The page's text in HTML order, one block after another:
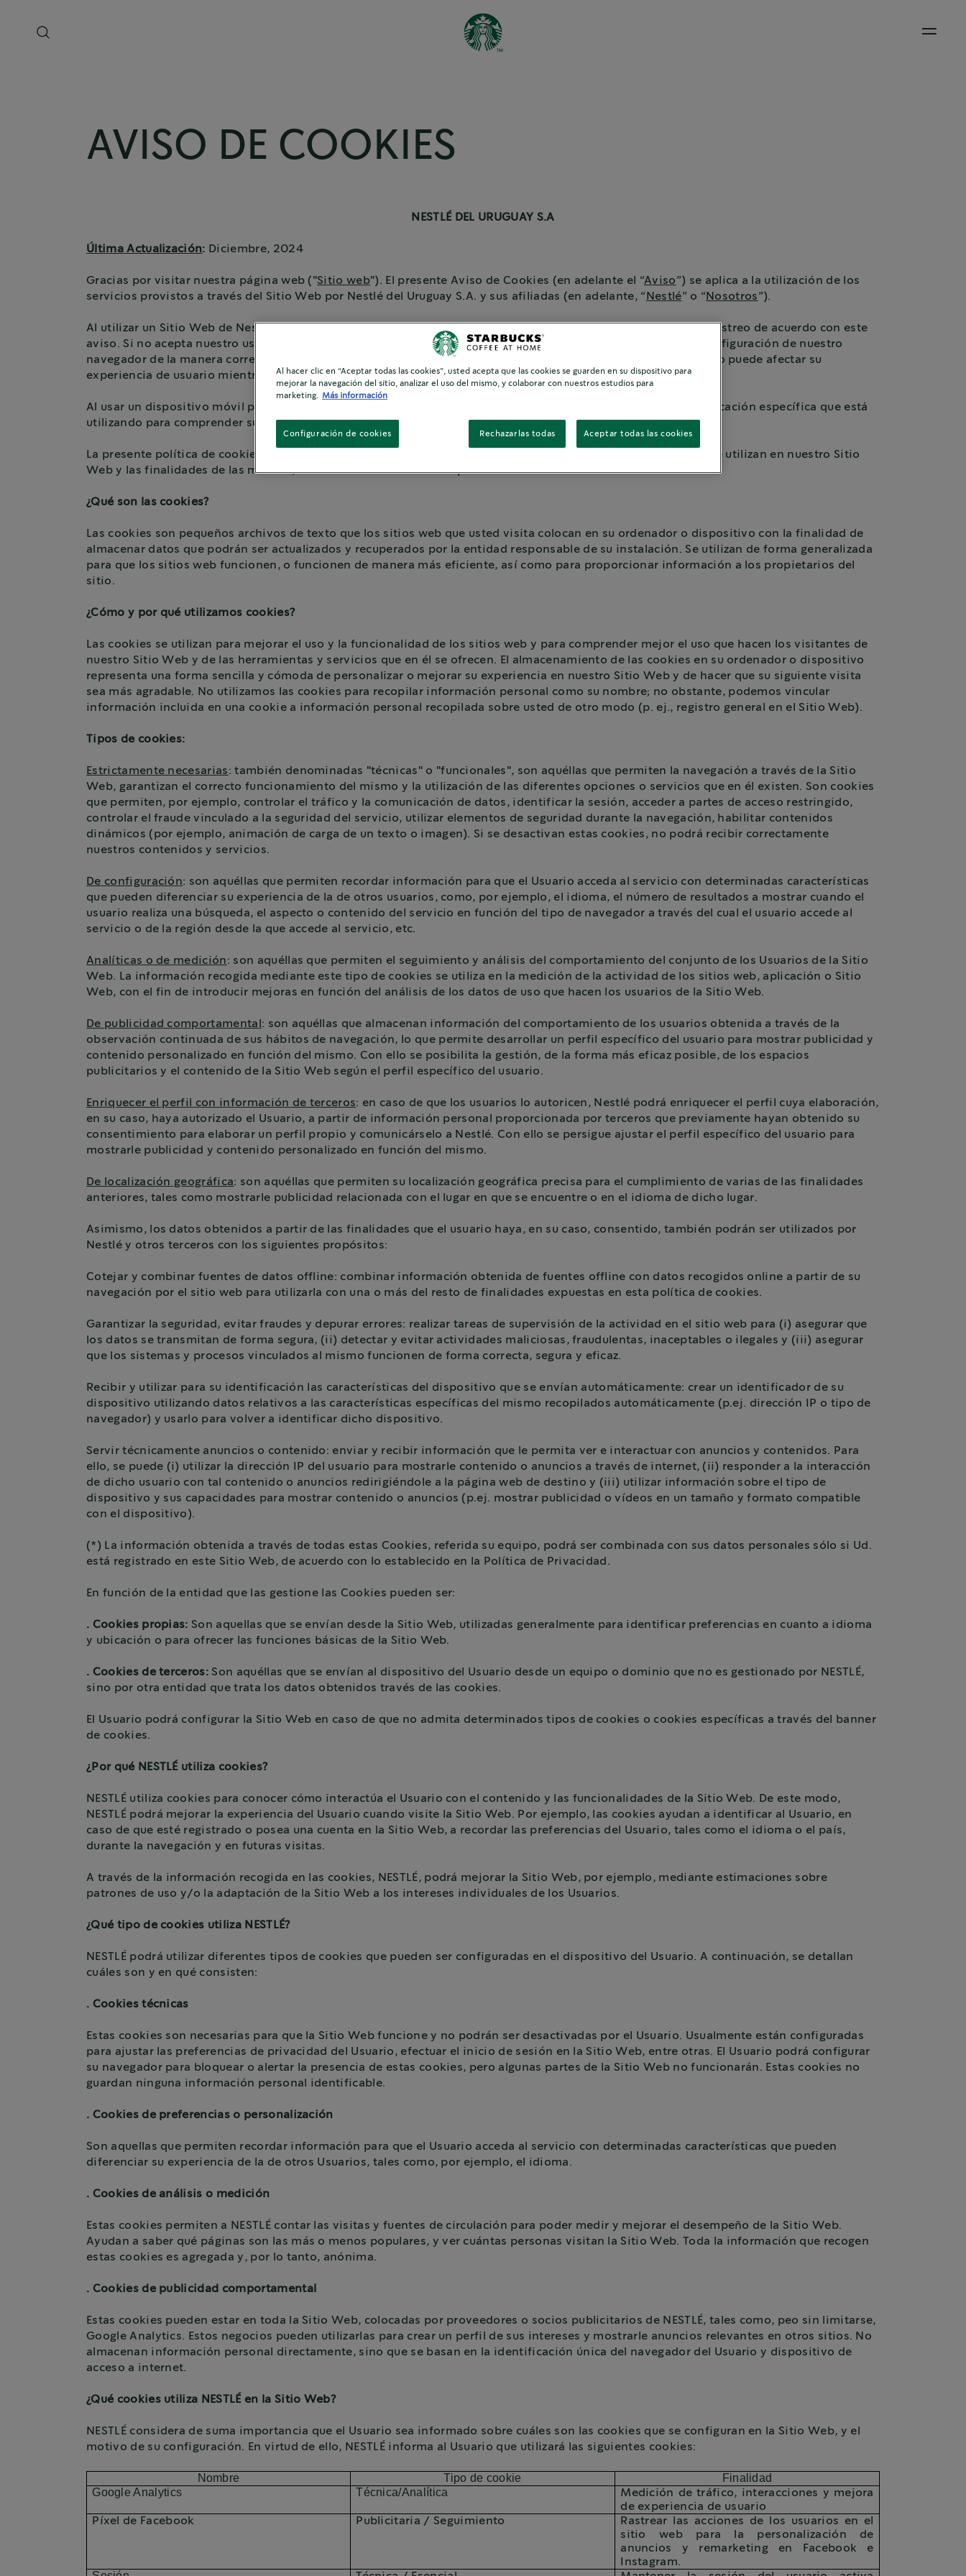
Open
AVISO DE COOKIES
NESTLÉ DEL URUGUAY S.A
Última Actualización: Diciembre, 2024
Gracias por visitar nuestra página web ("Sitio web"). El presente Aviso de Cookies (en adelante el “Aviso ”) se aplica a la utilización de los
servicios provistos a través del Sitio Web por Nestlé del Uruguay S.A. y sus afiliadas (en adelante, “ Nestlé” o “ Nosotros ”).
Al utilizar un Sitio Web de Nestlé, usted da su consentimiento a nuestro uso de cookies y otras tecnologías de rastreo de acuerdo con este
aviso. Si no acepta nuestro uso de cookies y otras tecnologías de rastreo de esta manera, debe establecer la configuración de nuestro
navegador de la manera correspondiente o no usar el Sitio de Nestlé. Si deshabilita las cookies que usamos, esto puede afectar su
experiencia de usuario mientras está en el Sitio de Nestlé.
Al usar un dispositivo móvil para conectarse a Internet, también debe consultar el aviso de privacidad de la aplicación específica que está
utilizando para comprender sus prácticas específicas de recopilación de datos.
La presente política de cookies tiene por finalidad informarle de manera clara y precisa sobre las cookies que se utilizan en nuestro Sitio
Web y las finalidades de las mismas, además de otros extremos que más adelante se detallarán.
¿Qué son las cookies?
Las cookies son pequeños archivos de texto que los sitios web que usted visita colocan en su ordenador o dispositivo con la finalidad de
almacenar datos que podrán ser actualizados y recuperados por la entidad responsable de su instalación. Se utilizan de forma generalizada
para que los sitios web funcionen, o funcionen de manera más eficiente, así como para proporcionar información a los propietarios del
sitio.
¿Cómo y por qué utilizamos cookies?
Las cookies se utilizan para mejorar el uso y la funcionalidad de los sitios web y para comprender mejor el uso que hacen los visitantes de
nuestro Sitio Web y de las herramientas y servicios que en él se ofrecen. El almacenamiento de las cookies en su ordenador o dispositivo
representa una forma sencilla y cómoda de personalizar o mejorar su experiencia en nuestro Sitio Web y de hacer que su siguiente visita
sea más agradable. No utilizamos las cookies para recopilar información personal como su nombre; no obstante, podemos vincular
información incluida en una cookie a información personal recopilada sobre usted de otro modo (p. ej., registro general en el Sitio Web).
Tipos de cookies:
Estrictamente necesarias : también denominadas "técnicas" o "funcionales", son aquéllas que permiten la navegación a través de la Sitio
Web, garantizan el correcto funcionamiento del mismo y la utilización de las diferentes opciones o servicios que en él existen. Son cookies
que permiten, por ejemplo, controlar el tráfico y la comunicación de datos, identificar la sesión, acceder a partes de acceso restringido,
controlar el fraude vinculado a la seguridad del servicio, utilizar elementos de seguridad durante la navegación, habilitar contenidos
dinámicos (por ejemplo, animación de carga de un texto o imagen). Si se desactivan estas cookies, no podrá recibir correctamente
nuestros contenidos y servicios.
De configuración: son aquéllas que permiten recordar información para que el Usuario acceda al servicio con determinadas características
que pueden diferenciar su experiencia de la de otros usuarios, como, por ejemplo, el idioma, el número de resultados a mostrar cuando el
usuario realiza una búsqueda, el aspecto o contenido del servicio en función del tipo de navegador a través del cual el usuario accede al
servicio o de la región desde la que accede al servicio, etc.
Analíticas o de medición : son aquéllas que permiten el seguimiento y análisis del comportamiento del conjunto de los Usuarios de la Sitio
Web. La información recogida mediante este tipo de cookies se utiliza en la medición de la actividad de los sitios web, aplicación o Sitio
Web, con el fin de introducir mejoras en función del análisis de los datos de uso que hacen los usuarios de la Sitio Web.
De publicidad comportamental : son aquéllas que almacenan información del comportamiento de los usuarios obtenida a través de la
observación continuada de sus hábitos de navegación, lo que permite desarrollar un perfil específico del usuario para mostrar publicidad y
contenido personalizado en función del mismo. Con ello se posibilita la gestión, de la forma más eficaz posible, de los espacios
publicitarios y el contenido de la Sitio Web según el perfil específico del usuario.
Enriquecer el perfil con información de terceros: en caso de que los usuarios lo autoricen, Nestlé podrá enriquecer el perfil cuya elaboración,
en su caso, haya autorizado el Usuario, a partir de información personal proporcionada por terceros que previamente hayan obtenido su
consentimiento para elaborar un perfil propio y comunicárselo a Nestlé. Con ello se persigue ajustar el perfil específico del usuario para
mostrarle publicidad y contenido personalizado en función del mismo.
De localización geográfica: son aquéllas que permiten su localización geográfica precisa para el cumplimiento de varias de las finalidades
anteriores, tales como mostrarle publicidad relacionada con el lugar en que se encuentre o en el idioma de dicho lugar.
Asimismo, los datos obtenidos a partir de las finalidades que el usuario haya, en su caso, consentido, también podrán ser utilizados por
Nestlé y otros terceros con los siguientes propósitos:
Cotejar y combinar fuentes de datos offline: combinar información obtenida de fuentes offline con datos recogidos online a partir de su
navegación por el sitio web para utilizarla con una o más del resto de finalidades expuestas en esta política de cookies.
Garantizar la seguridad, evitar fraudes y depurar errores: realizar tareas de supervisión de la actividad en el sitio web para (i) asegurar que
los datos se transmitan de forma segura, (ii) detectar y evitar actividades maliciosas, fraudulentas, inaceptables o ilegales y (iii) asegurar
que los sistemas y procesos vinculados al mismo funcionen de forma correcta, segura y eficaz.
Recibir y utilizar para su identificación las características del dispositivo que se envían automáticamente: crear un identificador de su
dispositivo utilizando datos relativos a las características específicas del mismo recopilados automáticamente (p.ej. dirección IP o tipo de
navegador) y usarlo para volver a identificar dicho dispositivo.
Servir técnicamente anuncios o contenido: enviar y recibir información que le permita ver e interactuar con anuncios y contenidos. Para
ello, se puede (i) utilizar la dirección IP del usuario para mostrarle contenido o anuncios a través de internet, (ii) responder a la interacción
de dicho usuario con tal contenido o anuncios redirigiéndole a la página web de destino y (iii) utilizar información sobre el tipo de
dispositivo y sus capacidades para mostrar contenido o anuncios (p.ej. mostrar publicidad o vídeos en un tamaño y formato compatible
con el dispositivo).
(*) La información obtenida a través de todas estas Cookies, referida su equipo, podrá ser combinada con sus datos personales sólo si Ud.
está registrado en este Sitio Web, de acuerdo con lo establecido en la Política de Privacidad.
En función de la entidad que las gestione las Cookies pueden ser:
. Cookies propias:Son aquellas que se envían desde la Sitio Web, utilizadas generalmente para identificar preferencias en cuanto a idioma
y ubicación o para ofrecer las funciones básicas de la Sitio Web.
. Cookies de terceros:Son aquéllas que se envían al dispositivo del Usuario desde un equipo o dominio que no es gestionado por NESTLÉ,
sino por otra entidad que trata los datos obtenidos través de las cookies.
El Usuario podrá configurar la Sitio Web en caso de que no admita determinados tipos de cookies o cookies específicas a través del banner
de cookies.
¿Por qué NESTLÉ utiliza cookies?
NESTLÉ utiliza cookies para conocer cómo interactúa el Usuario con el contenido y las funcionalidades de la Sitio Web. De este modo,
NESTLÉ podrá mejorar la experiencia del Usuario cuando visite la Sitio Web. Por ejemplo, las cookies ayudan a identificar al Usuario, en
caso de que esté registrado o posea una cuenta en la Sitio Web, a recordar las preferencias del Usuario, tales como el idioma o el país,
durante la navegación y en futuras visitas.
A través de la información recogida en las cookies, NESTLÉ, podrá mejorar la Sitio Web, por ejemplo, mediante estimaciones sobre
patrones de uso y/o la adaptación de la Sitio Web a los intereses individuales de los Usuarios.
¿Qué tipo de cookies utiliza NESTLÉ?
NESTLÉ podrá utilizar diferentes tipos de cookies que pueden ser configuradas en el dispositivo del Usuario. A continuación, se detallan
cuáles son y en qué consisten:
. Cookies técnicas
Estas cookies son necesarias para que la Sitio Web funcione y no podrán ser desactivadas por el Usuario. Usualmente están configuradas
para ajustar las preferencias de privacidad del Usuario, efectuar el inicio de sesión en la Sitio Web, entre otras. El Usuario podrá configurar
su navegador para bloquear o alertar la presencia de estas cookies, pero algunas partes de la Sitio Web no funcionarán. Estas cookies no
guardan ninguna información personal identificable.
. Cookies de preferencias o personalización
Son aquellas que permiten recordar información para que el Usuario acceda al servicio con determinadas características que pueden
diferenciar su experiencia de la de otros Usuarios, tales como, por ejemplo, el idioma.
. Cookies de análisis o medición
Estas cookies permiten a NESTLÉ contar las visitas y fuentes de circulación para poder medir y mejorar el desempeño de la Sitio Web.
Ayudan a saber qué páginas son las más o menos populares, y ver cuántas personas visitan la Sitio Web. Toda la información que recogen
estas cookies es agregada y, por lo tanto, anónima.
. Cookies de publicidad comportamental
Estas cookies pueden estar en toda la Sitio Web, colocadas por proveedores o socios publicitarios de NESTLÉ, tales como, peo sin limitarse,
Google Analytics. Estos negocios pueden utilizarlas para crear un perfil de sus intereses y mostrarle anuncios relevantes en otros sitios. No
almacenan información personal directamente, sino que se basan en la identificación única del navegador del Usuario y dispositivo de
acceso a internet.
¿Qué cookies utiliza NESTLÉ en la Sitio Web?
NESTLÉ considera de suma importancia que el Usuario sea informado sobre cuáles son las cookies que se configuran en la Sitio Web, y el
motivo de su configuración. En virtud de ello, NESTLÉ informa al Usuario que utilizará las siguientes cookies:
Nombre Tipo de cookie
Finalidad
Google Analytics
Técnica/Analítica
Medición de tráfico, interacciones y mejora
de experiencia de usuario
Píxel de Facebook
Publicitaria / Seguimiento
Rastrear las acciones de los usuarios en el
sitio web para la personalización de
anuncios y remarketing en Facebook e
Instagram.
Al hacer clic en “Aceptar todas las cookies”, usted acepta que las cookies se guarden en su dispositivo para
mejorar la navegación del sitio, analizar el uso del mismo, y colaborar con nuestros estudios para
marketing.
Más información
Rechazarlas todas Aceptar todas las cookies
Configuración de cookies